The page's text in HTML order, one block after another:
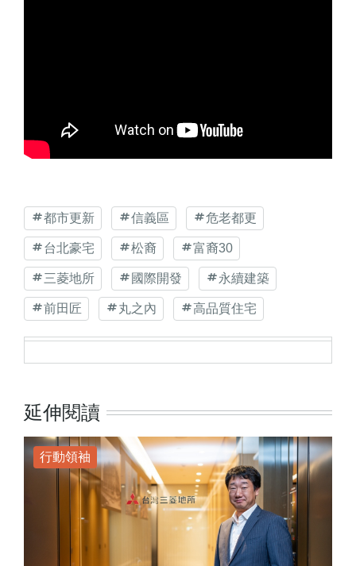
都市更新 信義區 危老都更
台北豪宅 松裔 富裔30
三菱地所 國際開發 永續建築
前田匠 丸之內 高品質住宅
延伸閱讀
行動領袖